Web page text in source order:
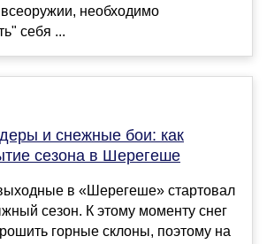
необходимо
себя ...
и снежные бои: как
сезона в Шерегеше
в «Шерегеше» стартовал
сезон. К этому моменту снег
горные склоны, поэтому на